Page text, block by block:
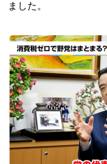
ました。